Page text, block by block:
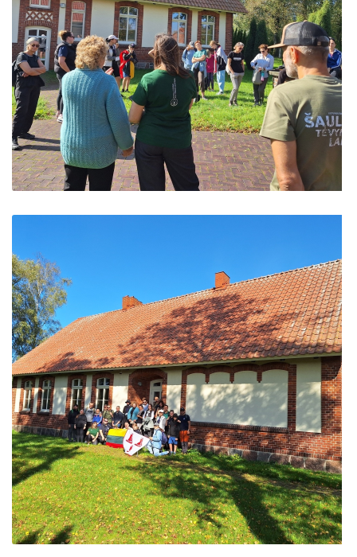
ES PROJEKTAS GENIUS LOCI. Vydūno šviesos
festivalio ,,atidarymas"
ES PROJEKTAS GENIUS LOCI. Įrengtas Vydūno
šviesos takas
ES PROJEKTAS GENIUS LOCI. Įrengtas kiemo
apšvietimas
ES PROJEKTAS GENIUS LOCI. Įsigyti rūbų komplektai
ES projektas GENIUS LOCI. Atnaujinta interneto
svetainė
ES PROJEKTAS GENIUS LOCI. Rengiamas kiemo
apšvietimas
ES projektas GENIUS LOCI. Rengiamos kiemo
edukacinės erdvės.
ES projektas GENIUS LOCI. Vydūno suolelio projektas
ES projektas GENIUS LOCI. Projekto idėja